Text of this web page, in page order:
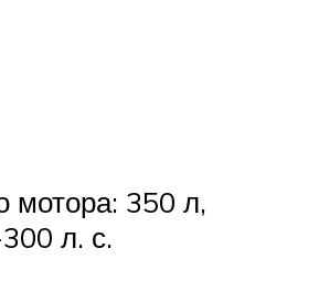
мотора: 350 л,
л. с.